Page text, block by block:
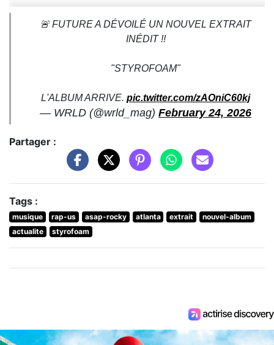
🚨 FUTURE A DÉVOILÉ UN NOUVEL EXTRAIT
INÉDIT !!
"STYROFOAM"
L'ALBUM ARRIVE. pic.twitter.com/zAOniC60kj
— WRLD (@wrld_mag) February 24, 2026
Partager :
Tags :
musique rap-us asap-rocky atlanta extrait
nouvel-album
actualite
styrofoam